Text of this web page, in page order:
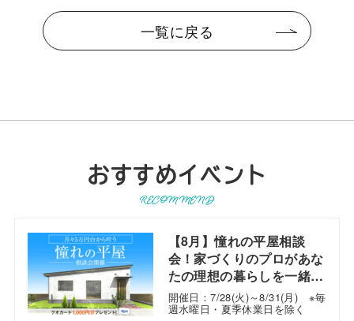
一覧に戻る
おすすめイベント
RECOMMEND
【8月】憧れの平屋相談
会！家づくりのプロがあな
たの理想の暮らしを一緒に
考えます！
開催日：7/28(火)～8/31(月) ※毎
週水曜日・夏季休業日を除く